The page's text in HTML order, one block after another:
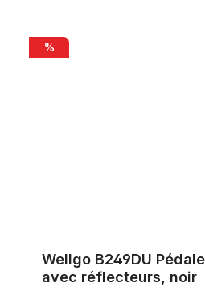
Wellgo B249DU Pédales en Alu
%
Wellgo B249DU
avec réflecteurs, noir